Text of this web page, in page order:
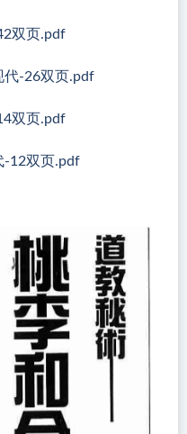
双页.pdf
代-26双页.pdf
双页.pdf
-12双页.pdf